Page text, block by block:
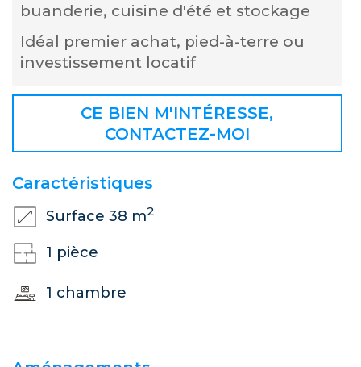
buanderie, cuisine d'été et stockage
Idéal premier achat, pied-à-terre ou
investissement locatif
CE BIEN M'INTÉRESSE,
CONTACTEZ-MOI
Caractéristiques
Surface 38 m2
1 pièce
1 chambre